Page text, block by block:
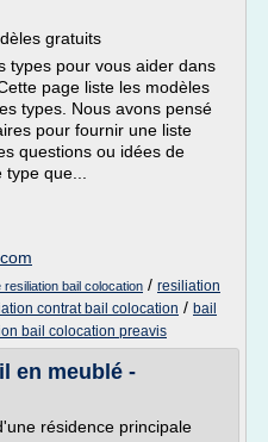
gratuits
types pour vous aider dans
page liste les modèles
types. Nous avons pensé
pour fournir une liste
questions ou idées de
que...
bail colocation / resiliation
contrat bail colocation / bail
bail colocation preavis
en meublé -
résidence principale